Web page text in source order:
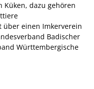
der NetzeBW
Küken, dazu gehören
über einen Imkerverein
Badischer
Württembergische